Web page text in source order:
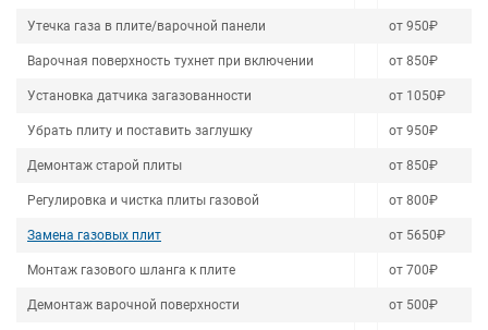
Утечка газа в плите/варочной панели от 950₽
Варочная поверхность тухнет при включении от 850₽
Установка датчика загазованности от 1050₽
Убрать плиту и поставить заглушку от 950₽
Демонтаж старой плиты от 850₽
Регулировка и чистка плиты газовой от 800₽
Замена газовых плит от 5650₽
Монтаж газового шланга к плите от 700₽
Демонтаж варочной поверхности от 500₽